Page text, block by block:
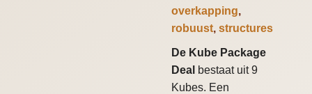
overkapping,
robuust, structures
De Kube Package
Deal bestaat uit 9
Kubes. Een